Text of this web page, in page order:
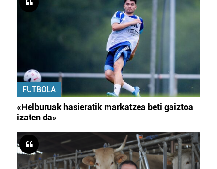
FUTBOLA
«Helburuak hasieratik markatzea beti gaiztoa
izaten da»